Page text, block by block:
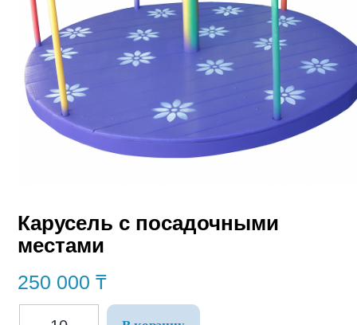
Карусель с посадочными
местами
250 000₸